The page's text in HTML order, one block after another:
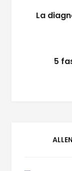
La
5